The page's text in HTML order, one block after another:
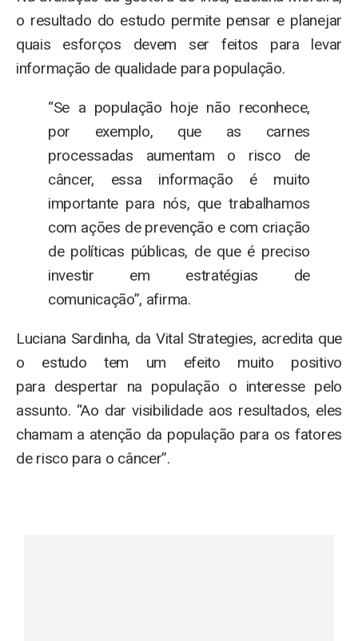
o resultado do estudo permite pensar e planejar
quais esforços devem ser feitos para levar
informação de qualidade para população.
“Se a população hoje não reconhece,
por exemplo, que as carnes
processadas aumentam o risco de
câncer, essa informação é muito
importante para nós, que trabalhamos
com ações de prevenção e com criação
de políticas públicas, de que é preciso
investir em estratégias de
comunicação”, afirma.
Luciana Sardinha, da Vital Strategies, acredita que
o estudo tem um efeito muito positivo
para despertar na população o interesse pelo
assunto. “Ao dar visibilidade aos resultados, eles
chamam a atenção da população para os fatores
de risco para o câncer”.